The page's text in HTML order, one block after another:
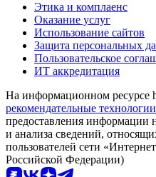
Этика и комплаенс
Оказание услуг
Использование сайтов
Защита персональных
Пользовательское
ИТ аккредитация
На информационном ресурсе
рекомендательные технологии
предоставления информации
и анализа сведений,
пользователей сети
Российской Федерации)